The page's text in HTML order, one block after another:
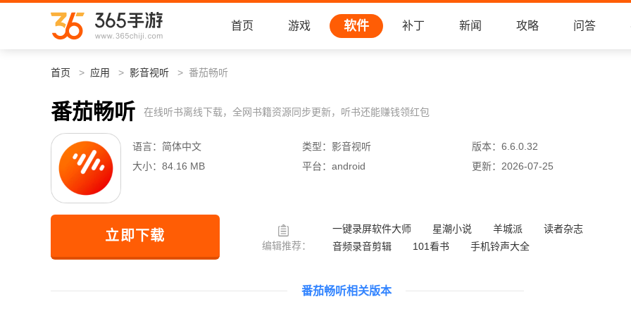
首页 游戏 软件 补丁 新闻 攻略 问答
首页 应用 影音视听 番茄畅听
番茄畅听 在线听书离线下载，全网书籍资源同步更新，听书还能赚钱领红包
语言： 简体中文 类型： 影音视听 版本： 6.6.0.32
大小： 84.16 MB 平台： android 更新： 2026-07-25
立即下载
编辑推荐：
一键录屏软件大师 星潮小说 羊城派
读者杂志
音频录音剪辑
101看书
手机铃声大全
番茄畅听相关版本